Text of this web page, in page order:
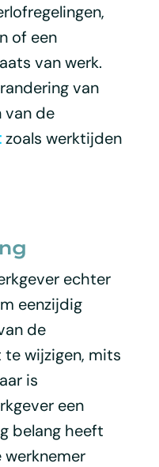
of een
van werk.
van
van de
zoals werktijden
echter
eenzijdig
de
wijzigen, mits
is
een
belang heeft